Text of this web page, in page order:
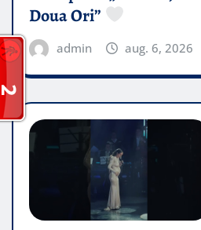
Doua Ori”
admin aug. 6, 2026